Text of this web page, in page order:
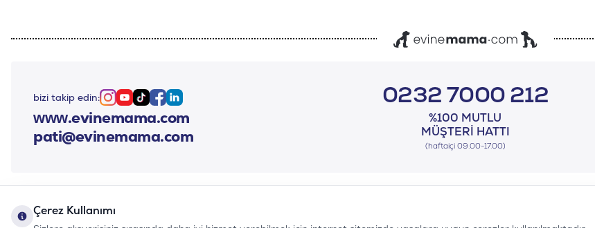
bizi takip edin: Instagram
Youtube
TiktokFacebook
Linkedin
www.evinemama.com
pati@evinemama.com
0232 7000 212
%100 MUTLU
MÜŞTERI HATTI
(haftaiçi 09.00-17.00)
Çerez Kullanımı